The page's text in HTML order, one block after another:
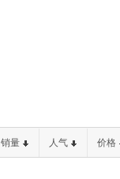
销量 人气 价格